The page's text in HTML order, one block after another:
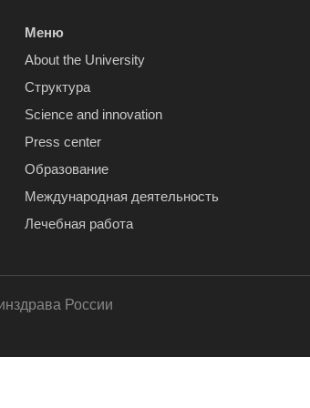
Меню
About the University
Структура
Science and innovation
Press center
Образование
Международная деятельность
Лечебная работа
России